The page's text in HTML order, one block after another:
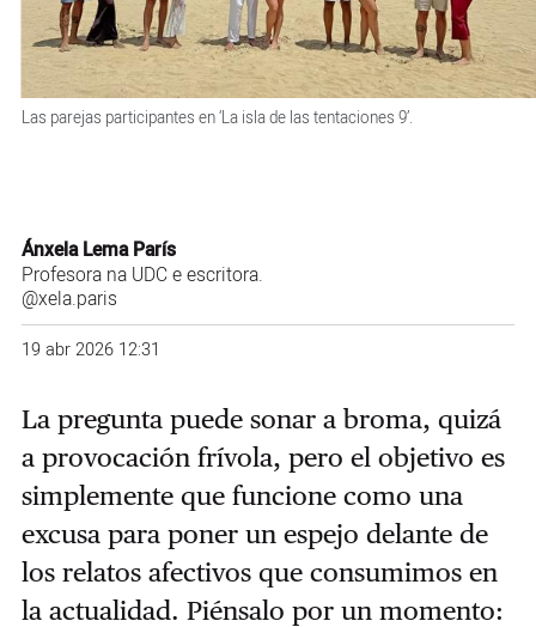
Las parejas participantes en ‘La isla de las tentaciones 9’.
Ánxela Lema París
Profesora na UDC e escritora.
@xela.paris
19 abr 2026 12:31
La pregunta puede sonar a broma, quizá
a provocación frívola, pero el objetivo es
simplemente que funcione como una
excusa para poner un espejo delante de
los relatos afectivos que consumimos en
la actualidad. Piénsalo por un momento: